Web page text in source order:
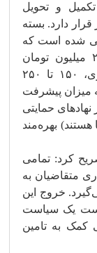
و تحویل
دارد. بسته
شده است که
متقاضیان دهک‌های ۱ تا ۴ بتوانند از ۲۰۰ میلیون تومان
تسهیلات کم بهره وزارت راه و شهرسازی، ۱۵۰ تا ۲۵۰
میزان پیشرفت
از نهادهای حمایتی
بهره‌مند
کرد: تمامی
متقاضیان به
خروج این
یک سیاست
کمک به تامین